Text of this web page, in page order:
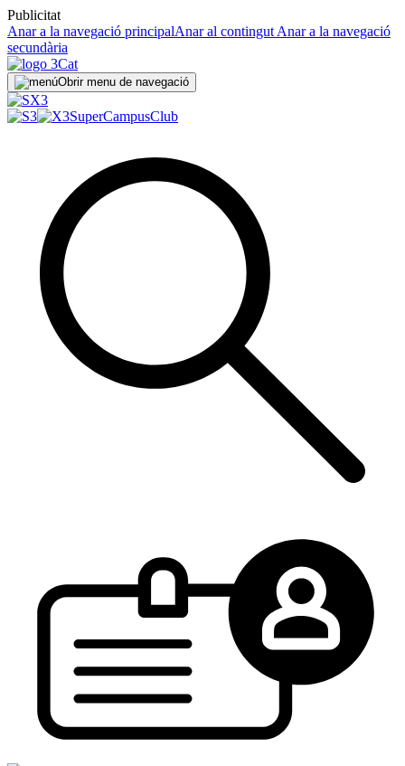
Publicitat
Anar a la navegació principalAnar al contingut Anar a la navegació
secundària
Obrir menu de navegació
SuperCampusClub